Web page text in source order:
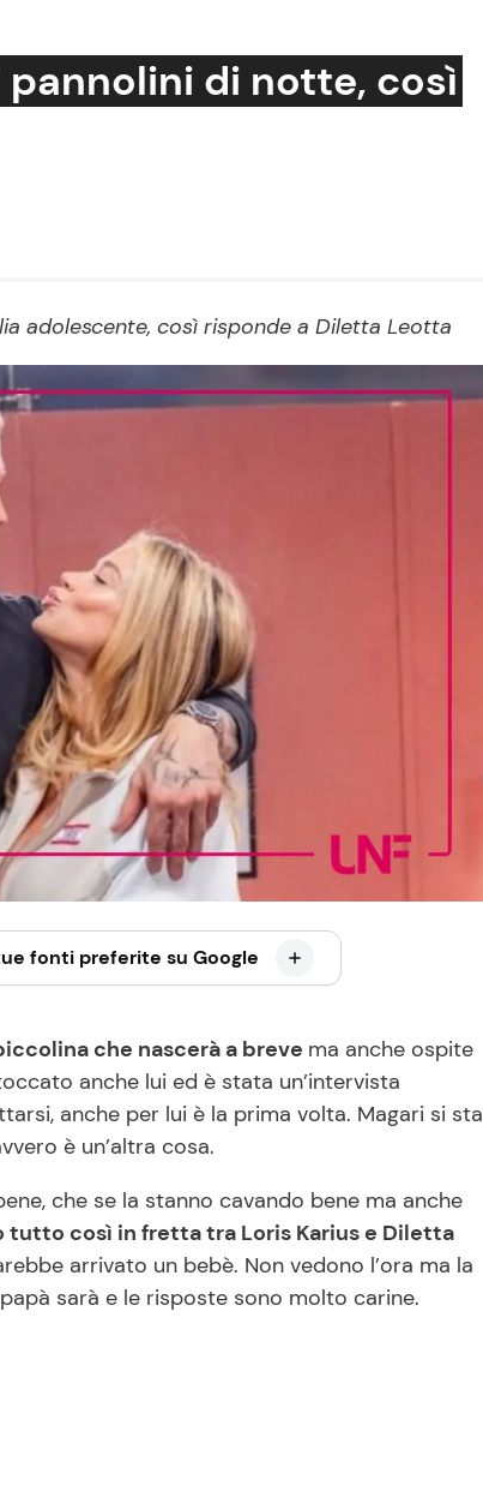
Le Ricette in TV
Ricette Facili e Veloci
pannolini di notte, così
adolescente, così risponde a Diletta Leotta
fonti preferite su Google
che nascerà a breve ma anche ospite
anche lui ed è stata un’intervista
anche per lui è la prima volta. Magari si sta
è un’altra cosa.
che se la stanno cavando bene ma anche
tutto così in fretta tra Loris Karius e Diletta
arrivato un bebè. Non vedono l’ora ma la
sarà e le risposte sono molto carine.